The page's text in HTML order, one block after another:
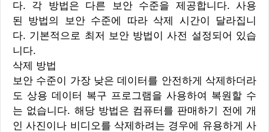
다. 각 방법은 다른 보안 수준을 제공합니다. 사용
된 방법의 보안 수준에 따라 삭제 시간이 달라집니
다. 기본적으로 최저 보안 방법이 사전 설정되어 있습
니다.
삭제 방법
보안 수준이 가장 낮은 데이터를 안전하게 삭제하더라
도 상용 데이터 복구 프로그램을 사용하여 복원할 수
는 없습니다. 해당 방법은 컴퓨터를 판매하기 전에 개
인 사진이나 비디오를 삭제하려는 경우에 유용하게 사